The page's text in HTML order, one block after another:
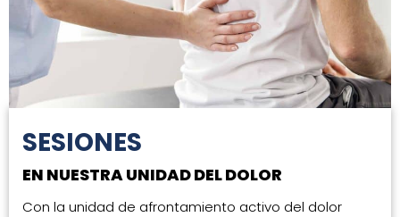
SESIONES
EN NUESTRA UNIDAD DEL DOLOR
Con la unidad de afrontamiento activo del dolor